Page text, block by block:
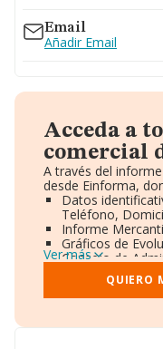
Email
Añadir Email
Acceda a
comercial
A través del
desde Einforma,
Datos
Teléfono,
Informe
Gráficos de
Consejo de
Directivos y
Accionistas.
Participaciones
Información
Ver más
QUIERO